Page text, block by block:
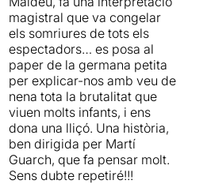
magistral que va congelar
els somriures de tots els
espectadors… es posa al
paper de la germana petita
per explicar-nos amb veu de
nena tota la brutalitat que
viuen molts infants, i ens
dona una lliçó. Una història,
ben dirigida per Martí
Guarch, que fa pensar molt.
Sens dubte repetiré!!!